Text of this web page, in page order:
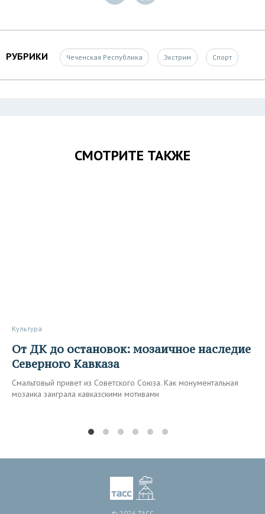
РУБРИКИ Чеченская Республика Экстрим Спорт
СМОТРИТЕ ТАКЖЕ
Культура
От ДК до остановок: мозаичное наследие
Северного Кавказа
Смальтовый привет из Советского Союза. Как монументальная
мозаика заиграла кавказскими мотивами